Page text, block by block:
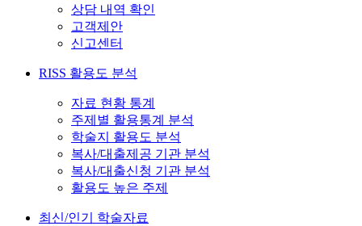
상담 내역 확인
고객제안
신고센터
RISS 활용도 분석
자료 현황 통계
주제별 활용통계 분석
학술지 활용도 분석
복사/대출제공 기관 분석
복사/대출신청 기관 분석
활용도 높은 주제
최신/인기 학술자료